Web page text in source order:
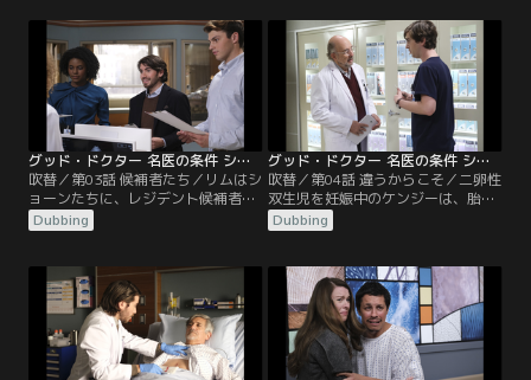
痛で来院したウォルターは、自分で
は憩室炎再発と思っていたが、CTを
撮ると感染していることが判明。モ
ーガンたちは既に濃厚接触してい
て…。
ペトリンガは入院、人工呼吸器につ
ながれることに。ショーンは、血栓
症で右足首から先を切断したマーテ
ィンの妻リリーに心無い言葉を投げ
掛け、アンドリューに叱られる。
グッド・ドクター 名医の条件 シーズン4 第03話／吹替
吹替／第03話 候補者たち／リムはシ
ョーンたちに、レジデント候補者た
ちを評価し、正直に感想を言うよう
求める。個性ある候補者6人のう
に分かれて、心臓に腫瘍が見つかっ
た患者と乳房に変形のある17歳の患
者の手術に付いて回ることに。心臓
腫瘍の手術が難航する中、アッシャ
ーは自発的に動き、オペ室での見学
を許される。
Dubbing
グッド・ドクター 名医の条件 シーズン4 第04話／吹替
吹替／第04話 違うからこそ／二卵性
双生児を妊娠中のケンジーは、胎児
の一方の血液がRhプラスだと分か
る。ケンジー自身はRhマイナスのた
なして攻撃し、妊娠継続が危うくな
る。双子を2人とも救える確率が低
い中、ケンジーはある選択を
し……。一方、新人たちを指導する
ことになったショーンは…。
Dubbing